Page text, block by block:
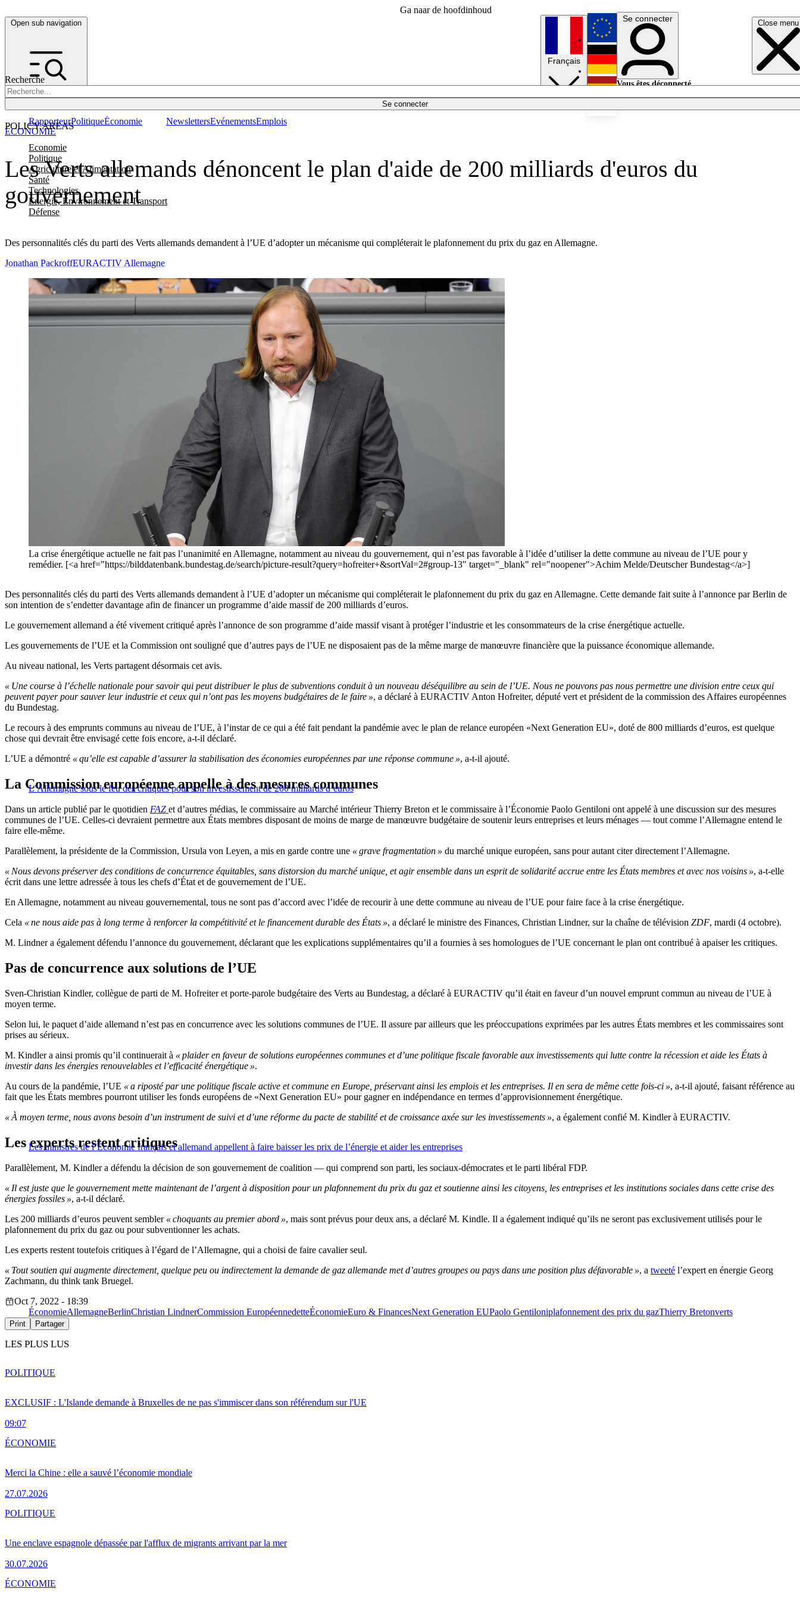
Ga naar de hoofdinhoud
Open sub navigation Close menu
Recherche
Se connecter
POLICY AREAS
Economie
Politique
Agriculture et Alimentation
Santé
Technologies
Energie, Environnement et Transport
Défense
RapporteurPolitiqueÉconomie NewslettersEvénementsEmplois
Français
English
Deutsch
Se connecter
Vous êtes déconnecté.
Les Verts allemands dénoncent le plan d'aide de 200 milliards d'euros du
gouvernement
Des personnalités clés du parti des Verts allemands demandent à l’UE d’adopter un mécanisme qui compléterait le plafonnement du prix du gaz en Allemagne.
ÉCONOMIE
Jonathan PackroffEURACTIV Allemagne
La crise énergétique actuelle ne fait pas l’unanimité en Allemagne, notamment au niveau du gouvernement, qui n’est pas favorable à l’idée d’utiliser la dette commune au niveau de l’UE pour y
remédier. [<a href="https://bilddatenbank.bundestag.de/search/picture-result?query=hofreiter+&sortVal=2#group-13" target="_blank" rel="noopener">Achim Melde/Deutscher Bundestag</a>]
Des personnalités clés du parti des Verts allemands demandent à l’UE d’adopter un mécanisme qui compléterait le plafonnement du prix du gaz en Allemagne. Cette demande fait suite à l’annonce par Berlin de
son intention de s’endetter davantage afin de financer un programme d’aide massif de 200 milliards d’euros.
Le gouvernement allemand a été vivement critiqué après l’annonce de son programme d’aide massif visant à protéger l’industrie et les consommateurs de la crise énergétique actuelle.
Les gouvernements de l’UE et la Commission ont souligné que d’autres pays de l’UE ne disposaient pas de la même marge de manœuvre financière que la puissance économique allemande.
Au niveau national, les Verts partagent désormais cet avis.
« Une course à l’échelle nationale pour savoir qui peut distribuer le plus de subventions conduit à un nouveau déséquilibre au sein de l’UE. Nous ne pouvons pas nous permettre une division entre ceux qui
peuvent payer pour sauver leur industrie et ceux qui n’ont pas les moyens budgétaires de le faire », a déclaré à EURACTIV Anton Hofreiter, député vert et président de la commission des Affaires européennes
du Bundestag.
Le recours à des emprunts communs au niveau de l’UE, à l’instar de ce qui a été fait pendant la pandémie avec le plan de relance européen «Next Generation EU», doté de 800 milliards d’euros, est quelque
chose qui devrait être envisagé cette fois encore, a-t-il déclaré.
L’UE a démontré « qu’elle est capable d’assurer la stabilisation des économies européennes par une réponse commune », a-t-il ajouté.
L’Allemagne sous le feu des critiques pour son investissement de 200 milliards d’euros
La Commission européenne appelle à des mesures communes
Dans un article publié par le quotidien FAZ et d’autres médias, le commissaire au Marché intérieur Thierry Breton et le commissaire à l’Économie Paolo Gentiloni ont appelé à une discussion sur des mesures
communes de l’UE. Celles-ci devraient permettre aux États membres disposant de moins de marge de manœuvre budgétaire de soutenir leurs entreprises et leurs ménages — tout comme l’Allemagne entend le
faire elle-même.
Parallèlement, la présidente de la Commission, Ursula von Leyen, a mis en garde contre une « grave fragmentation » du marché unique européen, sans pour autant citer directement l’Allemagne.
« Nous devons préserver des conditions de concurrence équitables, sans distorsion du marché unique, et agir ensemble dans un esprit de solidarité accrue entre les États membres et avec nos voisins », a-t-elle
écrit dans une lettre adressée à tous les chefs d’État et de gouvernement de l’UE.
En Allemagne, notamment au niveau gouvernemental, tous ne sont pas d’accord avec l’idée de recourir à une dette commune au niveau de l’UE pour faire face à la crise énergétique.
Cela « ne nous aide pas à long terme à renforcer la compétitivité et le financement durable des États », a déclaré le ministre des Finances, Christian Lindner, sur la chaîne de télévision ZDF, mardi (4 octobre).
M. Lindner a également défendu l’annonce du gouvernement, déclarant que les explications supplémentaires qu’il a fournies à ses homologues de l’UE concernant le plan ont contribué à apaiser les critiques.
Pas de concurrence aux solutions de l’UE
Sven-Christian Kindler, collègue de parti de M. Hofreiter et porte-parole budgétaire des Verts au Bundestag, a déclaré à EURACTIV qu’il était en faveur d’un nouvel emprunt commun au niveau de l’UE à
moyen terme.
Selon lui, le paquet d’aide allemand n’est pas en concurrence avec les solutions communes de l’UE. Il assure par ailleurs que les préoccupations exprimées par les autres États membres et les commissaires sont
prises au sérieux.
M. Kindler a ainsi promis qu’il continuerait à « plaider en faveur de solutions européennes communes et d’une politique fiscale favorable aux investissements qui lutte contre la récession et aide les États à
investir dans les énergies renouvelables et l’efficacité énergétique ».
Au cours de la pandémie, l’UE « a riposté par une politique fiscale active et commune en Europe, préservant ainsi les emplois et les entreprises. Il en sera de même cette fois-ci », a-t-il ajouté, faisant référence au
fait que les États membres pourront utiliser les fonds européens de «Next Generation EU» pour gagner en indépendance en termes d’approvisionnement énergétique.
« À moyen terme, nous avons besoin d’un instrument de suivi et d’une réforme du pacte de stabilité et de croissance axée sur les investissements », a également confié M. Kindler à EURACTIV.
Les ministres de l’Économie français et allemand appellent à faire baisser les prix de l’énergie et aider les entreprises
Les experts restent critiques
Parallèlement, M. Kindler a défendu la décision de son gouvernement de coalition — qui comprend son parti, les sociaux-démocrates et le parti libéral FDP.
« Il est juste que le gouvernement mette maintenant de l’argent à disposition pour un plafonnement du prix du gaz et soutienne ainsi les citoyens, les entreprises et les institutions sociales dans cette crise des
énergies fossiles », a-t-il déclaré.
Les 200 milliards d’euros peuvent sembler « choquants au premier abord », mais sont prévus pour deux ans, a déclaré M. Kindle. Il a également indiqué qu’ils ne seront pas exclusivement utilisés pour le
plafonnement du prix du gaz ou pour subventionner les achats.
Les experts restent toutefois critiques à l’égard de l’Allemagne, qui a choisi de faire cavalier seul.
« Tout soutien qui augmente directement, quelque peu ou indirectement la demande de gaz allemande met d’autres groupes ou pays dans une position plus défavorable », a tweeté l’expert en énergie Georg
Zachmann, du think tank Bruegel.
Oct 7, 2022 - 18:39
ÉconomieAllemagneBerlinChristian LindnerCommission EuropéennedetteÉconomieEuro & FinancesNext Generation EUPaolo Gentiloniplafonnement des prix du gazThierry Bretonverts
Print Partager
LES PLUS LUS
EXCLUSIF : L'Islande demande à Bruxelles de ne pas s'immiscer dans son référendum sur l'UE
09:07
POLITIQUE
Merci la Chine : elle a sauvé l’économie mondiale
27.07.2026
ÉCONOMIE
Une enclave espagnole dépassée par l'afflux de migrants arrivant par la mer
30.07.2026
POLITIQUE
ÉCONOMIE